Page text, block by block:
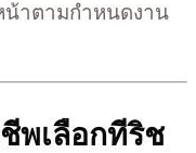
น้าตามกำหนดงาน
พเลือกทีริช